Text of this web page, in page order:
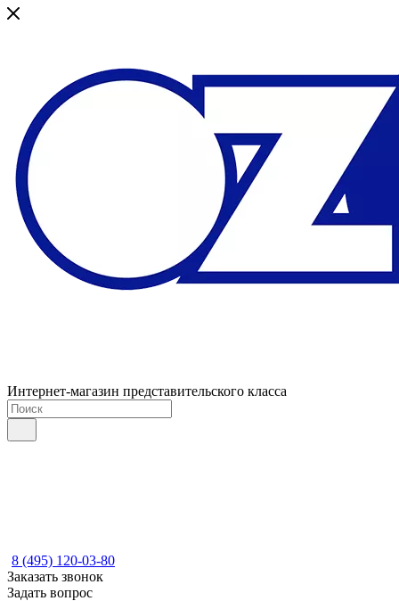
Интернет-магазин представительского класса
8 (495) 120-03-80
Заказать звонок
Задать вопрос